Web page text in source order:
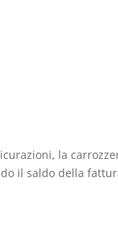
la
il saldo della